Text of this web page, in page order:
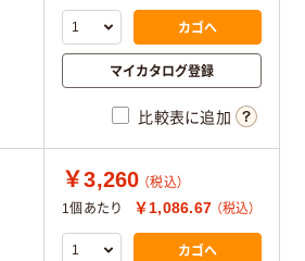
カゴへ
マイカタログ登録
比較表に追加
￥3,260 （税込）
1個あたり
￥1,086.67 （税込）
カゴへ